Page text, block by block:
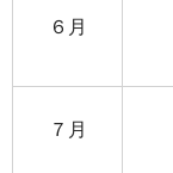
６月
７月